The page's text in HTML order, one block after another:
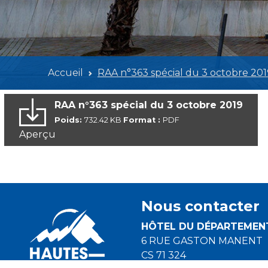
Accueil RAA n°363 spécial du 3 octobre
RAA n°363 spécial du 3 octobre 2019
Poids: 732.42 KB Format : PDF
Aperçu
Nous contacter
HÔTEL DU
6 RUE GASTON MANENT
CS 71 324